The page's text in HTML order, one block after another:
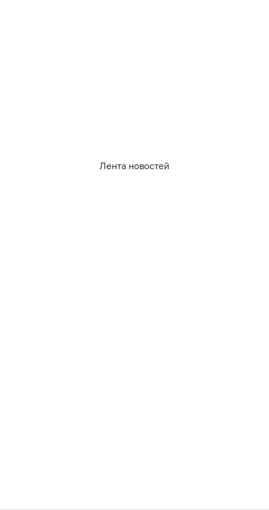
Лента новостей
Для профи: специальная «Карта строителя»даёт 5%